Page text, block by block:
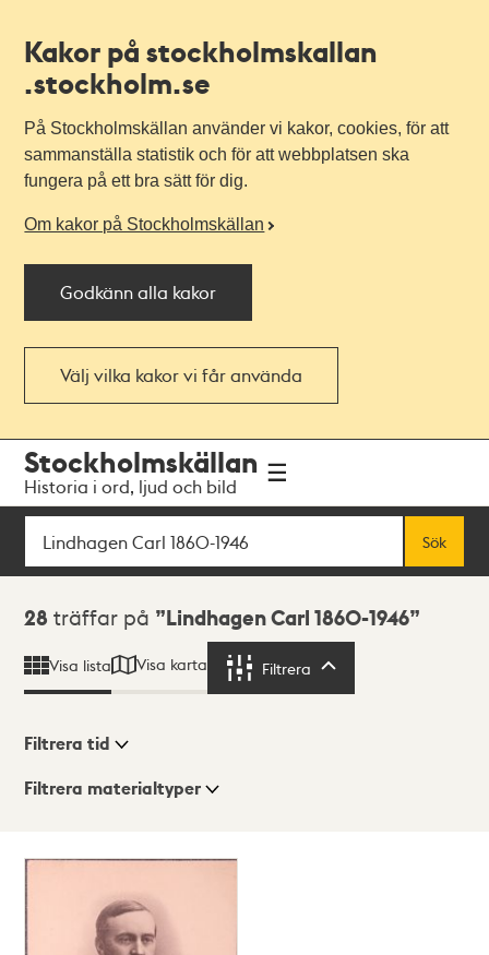
Kakor på stockholmskallan
.stockholm.se
På Stockholmskällan använder vi kakor, cookies, för att
sammanställa statistik och för att webbplatsen ska
fungera på ett bra sätt för dig.
Om kakor på Stockholmskällan
Godkänn alla kakor
Välj vilka kakor vi får använda
navigationen
huvudinnehållet
Stockholmskällan
Historia i ord, ljud och bild
Sök
Sök
Sökresultat
28 träffar på Lindhagen Carl 1860-1946
Visa lista Visa karta Filtrera
Visningsläge
Filtrera tid
Filtrera materialtyper
träffar